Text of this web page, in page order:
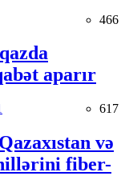
466
aparır
617
və
fiber-